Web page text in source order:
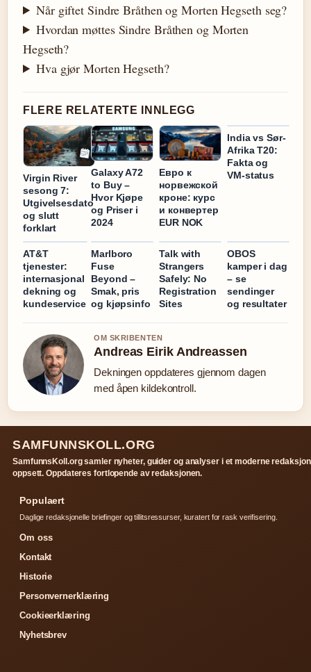
Når giftet Sindre Bråthen og Morten Hegseth seg?
Hvordan møttes Sindre Bråthen og Morten
Hegseth?
Hva gjør Morten Hegseth?
FLERE RELATERTE INNLEGG
Virgin River
sesong 7:
Utgivelsesdato
og slutt
forklart
Galaxy A72
to Buy –
Hvor Kjøpe
og Priser i
2024
Евро к
норвежской
кроне: курс
и конвертер
EUR NOK
India vs Sør-
Afrika T20:
Fakta og
VM-status
AT&T
tjenester:
internasjonal
dekning og
kundeservice
Marlboro
Fuse
Beyond –
Smak, pris
og kjøpsinfo
Talk with
Strangers
Safely: No
Registration
Sites
OBOS
kamper i dag
– se
sendinger
og resultater
OM SKRIBENTEN
Andreas Eirik Andreassen
Dekningen oppdateres gjennom dagen
med åpen kildekontroll.
SAMFUNNSKOLL.ORG
SamfunnsKoll.org samler nyheter, guider og analyser i et moderne
oppsett. Oppdateres fortlopende av redaksjonen.
Populaert
Daglige redaksjonelle briefinger og tillitsressurser, kuratert for rask verifisering.
Om oss
Kontakt
Historie
Personvernerklæring
Cookieerklæring
Nyhetsbrev